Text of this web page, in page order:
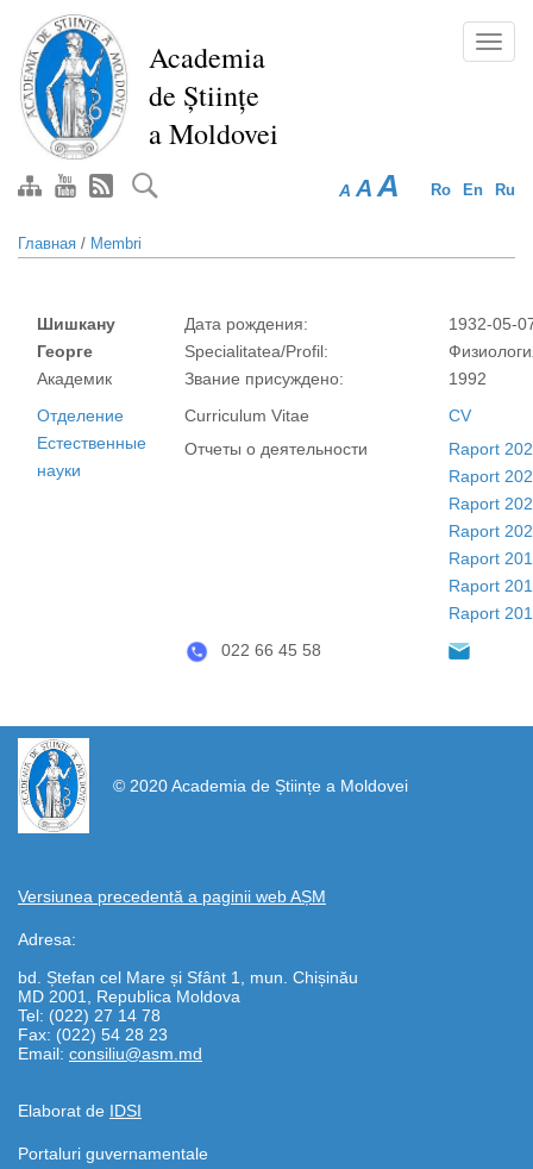
Перейти
основному
содержанию
Academia
de Științe
a Moldovei
Ro En Ru
A A A
Главная / Membri
Шишкану
Георге
Академик
Дата рождения:
Specialitatea/Profil:
Звание присуждено:
1932-05-
1992
Отделение
Естественные
науки
Curriculum Vitae
Отчеты о деятельности
CV
Raport
Raport
Raport
Raport
Raport
Raport
Raport
022 66 45 58
© 2020 Academia de Științe a Moldovei
Versiunea precedentă a paginii web AȘM
Adresa:
bd. Ștefan cel Mare și Sfânt 1, mun. Chișinău
MD 2001, Republica Moldova
Tel: (022) 27 14 78
Fax: (022) 54 28 23
Email: consiliu@asm.md
Elaborat de IDSI
https://propletenie.ru/
Portaluri guvernamentale